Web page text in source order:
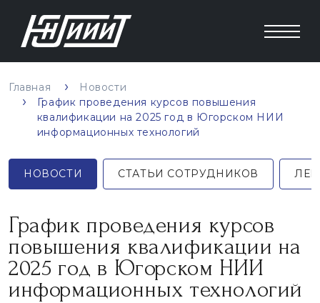
Главная
Новости
График проведения курсов повышения
квалификации на 2025 год в Югорском НИИ
информационных технологий
НОВОСТИ СТАТЬИ СОТРУДНИКОВ
График проведения курсов
повышения квалификации на
2025 год в Югорском НИИ
информационных технологий